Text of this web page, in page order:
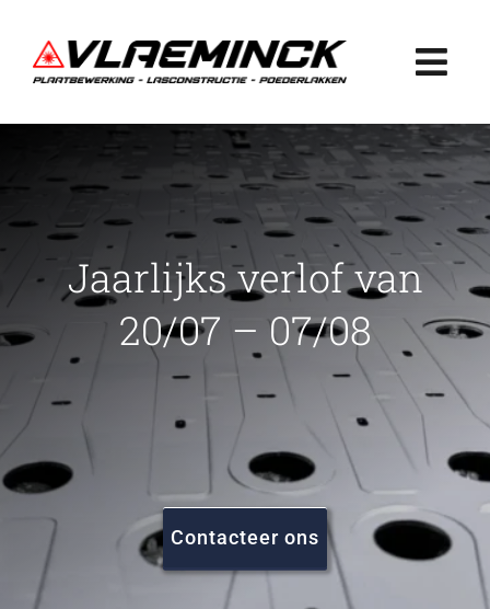
naar
inhoud
Plaatbewerking
Lasconstructie
Poederlakken
Projecten
FAQ
Vacatures
Jaarlijks verlof van
20/07 – 07/08
Contacteer ons